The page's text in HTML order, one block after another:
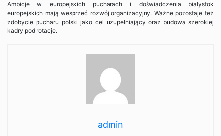
Ambicje w europejskich pucharach i doświadczenia białystok
europejskich mają wesprzeć rozwój organizacyjny. Ważne pozostaje też
zdobycie pucharu polski jako cel uzupełniający oraz budowa szerokiej
kadry pod rotacje.
admin